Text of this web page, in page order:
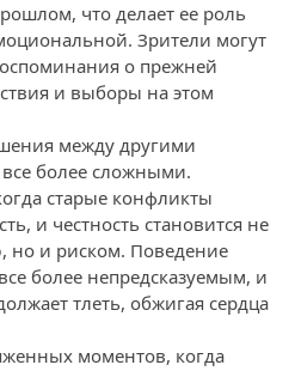
что делает ее роль
Зрители могут
о прежней
и выборы на этом
между другими
более сложными.
старые конфликты
и честность становится не
но и риском. Поведение
более непредсказуемым, и
тлеть, обжигая сердца
моментов, когда